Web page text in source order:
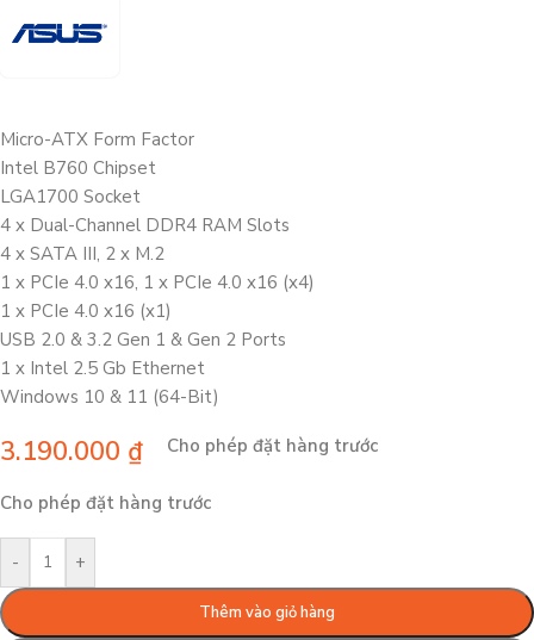
Micro-ATX Form Factor
Intel B760 Chipset
LGA1700 Socket
4 x Dual-Channel DDR4 RAM Slots
4 x SATA III, 2 x M.2
1 x PCIe 4.0 x16, 1 x PCIe 4.0 x16 (x4)
1 x PCIe 4.0 x16 (x1)
USB 2.0 & 3.2 Gen 1 & Gen 2 Ports
1 x Intel 2.5 Gb Ethernet
Windows 10 & 11 (64-Bit)
3.190.000 ₫ Cho phép đặt hàng trước
Cho phép đặt hàng trước
- +
Thêm vào giỏ hàng